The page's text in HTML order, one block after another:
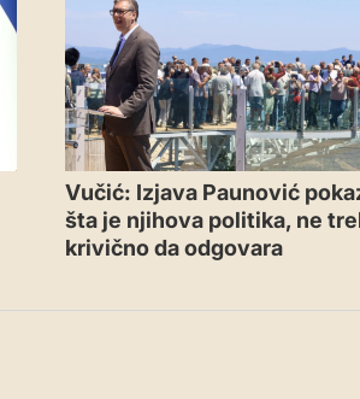
Vučić: Izjava Paunović
šta je njihova politika, ne
krivično da odgovara